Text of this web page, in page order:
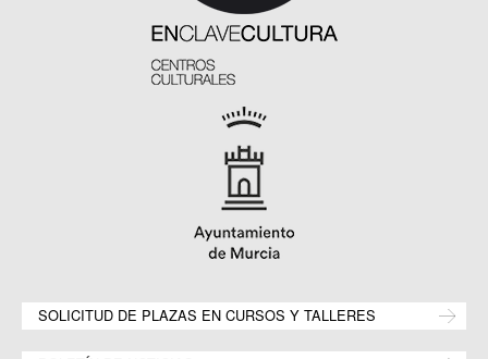
SOLICITUD DE PLAZAS EN CURSOS Y TALLERES